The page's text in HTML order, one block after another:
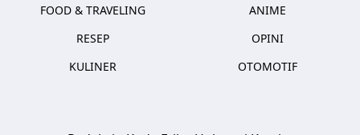
FOOD & TRAVELING
RESEP
KULINER
ANIME
OPINI
OTOMOTIF